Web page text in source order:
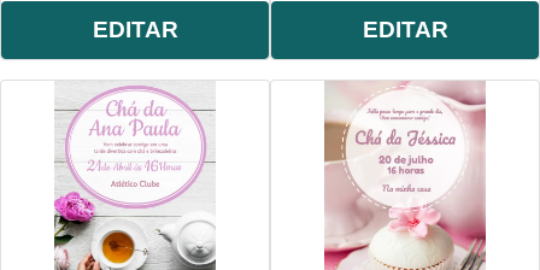
EDITAR EDITAR